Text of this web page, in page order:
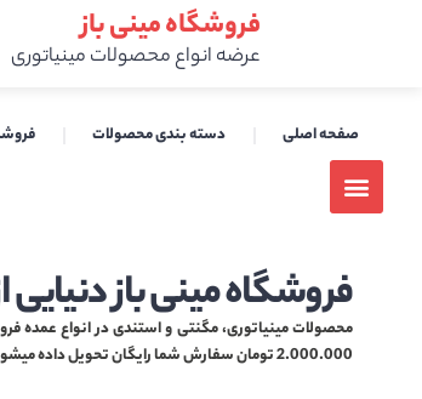
فروشگاه مینی باز
عرضه انواع محصولات مینیاتوری
صفحه اصلی دسته بندی محصولات
فروشگاه مینی باز
محصولات مینیاتوری، مگنتی و استندی در انواع عمده
2.000.000 تومان سفارش شما رایگان تحویل داده میشود.